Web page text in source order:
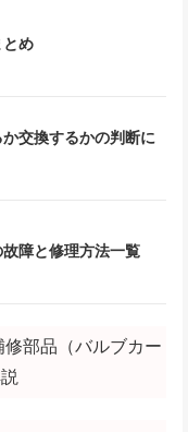
とめ
交換するかの判断に
障と修理方法一覧
部品（バルブカー